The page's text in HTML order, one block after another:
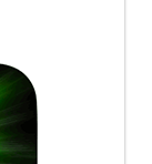
Google
Nghiệp